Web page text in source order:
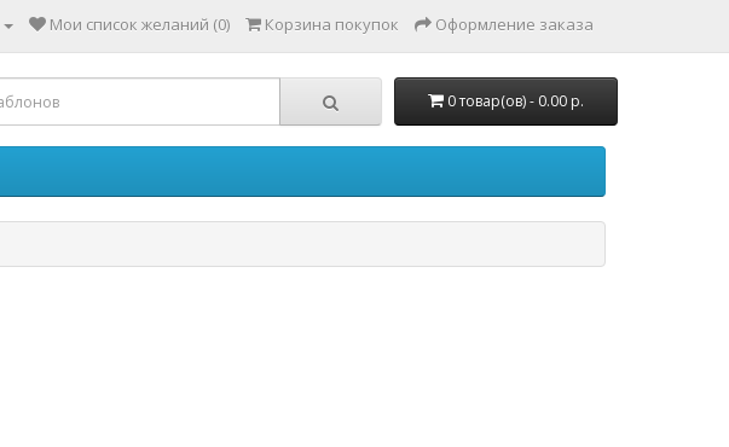
Мои список желаний (0) Корзина покупок Оформление заказа
0 товар(ов) - 0.00 р.